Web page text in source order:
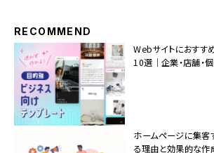
RECOMMEND
Webサイトにおすす
10選｜企業・店舗・
ホームページに集
る理由と効果的な作